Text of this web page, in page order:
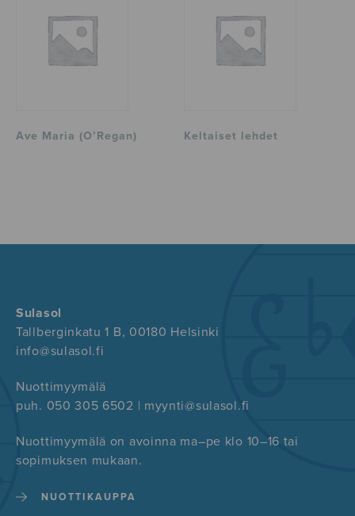
Ave Maria (O’Regan) Keltaiset lehdet
Sulasol
Tallberginkatu 1 B, 00180 Helsinki
info@sulasol.fi
Nuottimyymälä
puh. 050 305 6502 | myynti@sulasol.fi
Nuottimyymälä on avoinna ma–pe klo 10–16 tai
sopimuksen mukaan.
NUOTTIKAUPPA